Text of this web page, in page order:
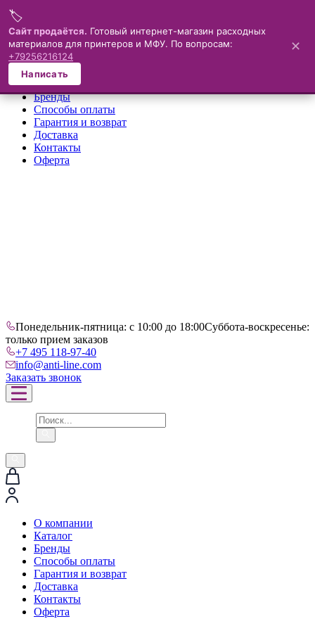
Меню
×
О компании
Каталог
Бренды
Способы оплаты
Гарантия и возврат
Доставка
Контакты
Оферта
Понедельник-пятница: с 10:00 до 18:00Суббота-воскресенье:
только прием заказов
+7 495 118-97-40
info@anti-line.com
Заказать звонок
О компании
Каталог
Бренды
Способы оплаты
Гарантия и возврат
Доставка
Контакты
Оферта
🏷️
Сайт продаётся. Готовый интернет-магазин расходных
материалов для принтеров и МФУ. По вопросам:
+79256216124
Написать
✕